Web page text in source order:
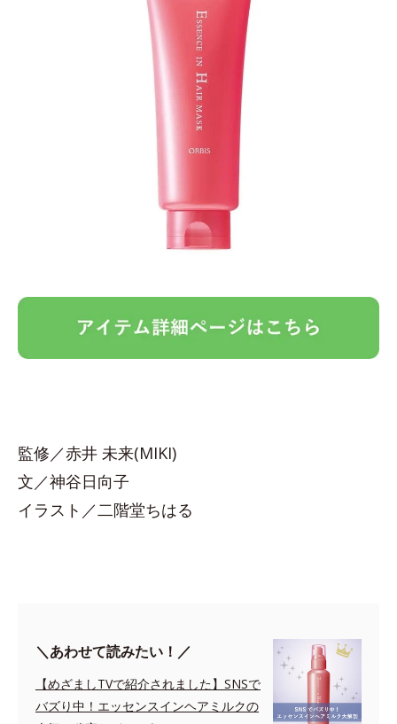
監修／赤井 未来(MIKI)
文／神谷日向子
イラスト／二階堂ちはる
＼あわせて読みたい！／
【めざましTVで紹介されました】SNSで
バズり中！エッセンスインヘアミルクの